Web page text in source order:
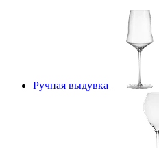
Ручная выдувка